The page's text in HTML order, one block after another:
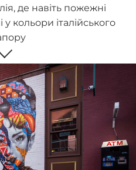
де навіть пожежні
кольори італійського